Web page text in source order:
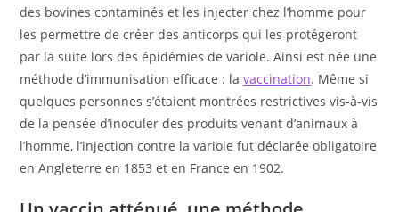
des bovines contaminés et les injecter chez l’homme pour
les permettre de créer des anticorps qui les protégeront
par la suite lors des épidémies de variole. Ainsi est née une
méthode d’immunisation efficace : lavaccination. Même si
quelques personnes s’étaient montrées restrictives vis-à-vis
de la pensée d’inoculer des produits venant d’animaux à
l’homme, l’injection contre la variole fut déclarée obligatoire
en Angleterre en 1853 et en France en 1902.